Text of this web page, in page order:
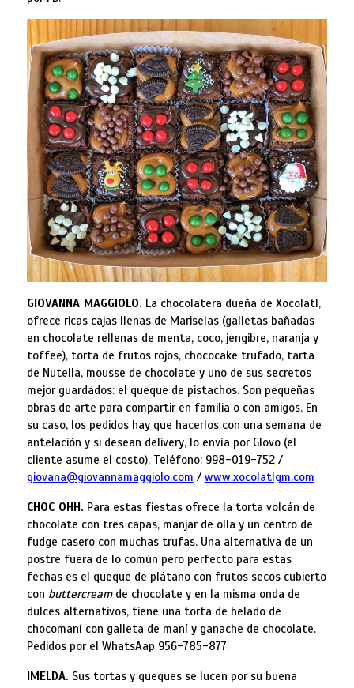
GIOVANNA MAGGIOLO. La chocolatera dueña de Xocolatl,
ofrece ricas cajas llenas de Mariselas (galletas bañadas
en chocolate rellenas de menta, coco, jengibre, naranja y
toffee), torta de frutos rojos, chococake trufado, tarta
de Nutella, mousse de chocolate y uno de sus secretos
mejor guardados: el queque de pistachos. Son pequeñas
obras de arte para compartir en familia o con amigos. En
su caso, los pedidos hay que hacerlos con una semana de
antelación y si desean delivery, lo envía por Glovo (el
cliente asume el costo). Teléfono: 998-019-752 /
giovana@giovannamaggiolo.com / www.xocolatlgm.com
CHOC OHH. Para estas fiestas ofrece la torta volcán de
chocolate con tres capas, manjar de olla y un centro de
fudge casero con muchas trufas. Una alternativa de un
postre fuera de lo común pero perfecto para estas
fechas es el queque de plátano con frutos secos cubierto
con buttercreamde chocolate y en la misma onda de
dulces alternativos, tiene una torta de helado de
chocomaní con galleta de maní y ganache de chocolate.
Pedidos por el WhatsAap 956-785-877.
IMELDA. Sus tortas y queques se lucen por su buena